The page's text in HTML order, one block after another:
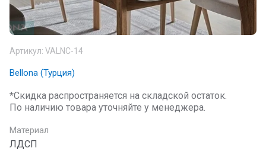
Артикул: VALNC-14
Bellona (Турция)
*Скидка распространяется на складской остаток.
По наличию товара уточняйте у менеджера.
Материал
ЛДСП